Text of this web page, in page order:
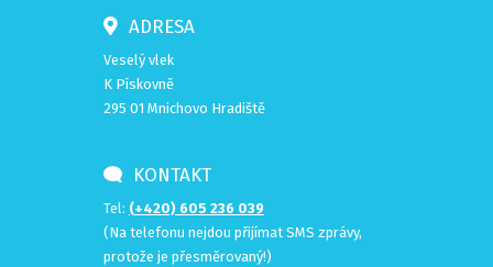
ADRESA
Veselý vlek
K Pískovně
295 01 Mnichovo Hradiště
KONTAKT
Tel: (+420) 605 236 039
(Na telefonu nejdou přijímat SMS zprávy,
protože je přesměrovaný!)